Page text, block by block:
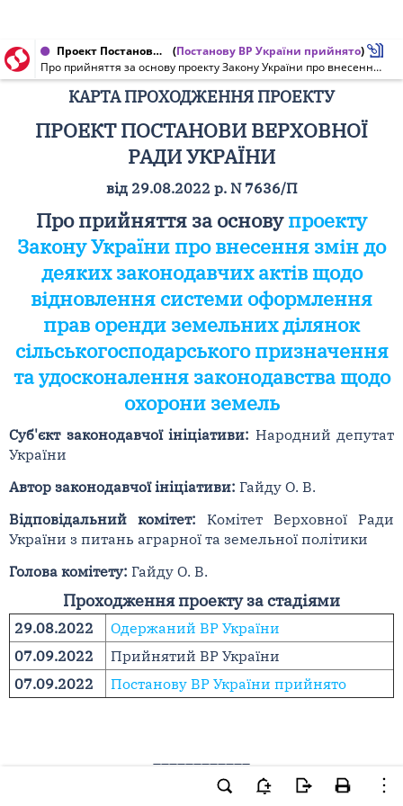
Проект Постанови Верховної Ради України, Карта проходження проекту від 07.09.2022 № 7636/П (Постанову ВР України прийнято)
Про прийняття за основу проекту Закону України про внесення змін до деяких законодавчих актів щодо відновлення системи оформлення прав оренди земельних ділянок сільськогосподарського призначення та удосконалення законодавства щодо охорони земель